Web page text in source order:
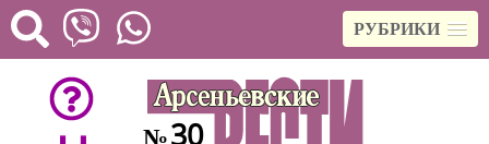
РУБРИКИ
№30